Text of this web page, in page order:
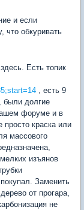
и если
что обкуривать
Есть топик
, есть 9
были долгие
форуме и в
просто краска или
массового
изъянов
Заменить
от прогара,
не